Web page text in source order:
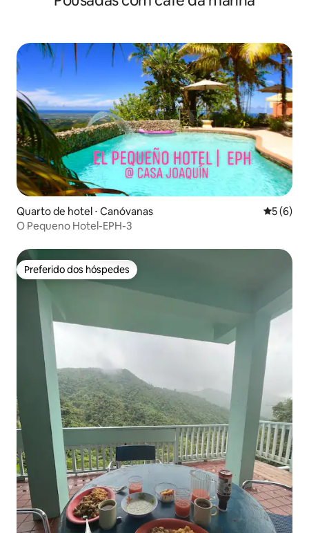
Quarto de hotel ⋅ Canóvanas 5 de
5 (6)
O Pequeno Hotel-EPH-3
Preferido dos hóspedes
Preferido dos hóspedes